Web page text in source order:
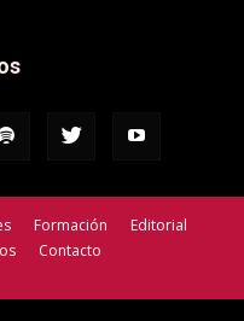
Formación
Editorial
Contacto